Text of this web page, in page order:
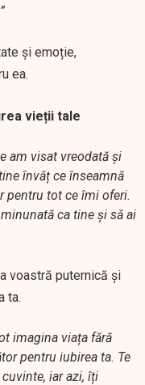
și emoție,
ea.
vieții tale
am visat vreodată și
învăț ce înseamnă
pentru tot ce îmi oferi.
ca tine și să ai
voastră puternică și
ta.
imagina viața fără
pentru iubirea ta. Te
iar azi, îți